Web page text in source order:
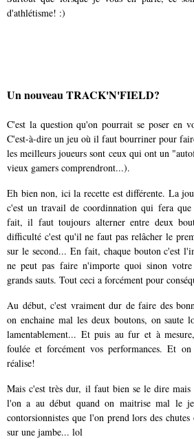
d'athlétisme! :)
Un nouveau TRACK'N'FIELD?
C'est la question qu'on pourrait se poser en
C'est-à-dire un jeu où il faut bourriner pour
les meilleurs joueurs sont ceux qui ont un
vieux gamers comprendront...).
Eh bien non, ici la recette est différente. La
c'est un travail de coordinnation qui fera
fait, il faut toujours alterner entre deux
difficulté c'est qu'il ne faut pas relâcher le
sur le second... En fait, chaque bouton c'est
ne peut pas faire n'importe quoi sinon
grands sauts. Tout ceci a forcément pour
Au début, c'est vraiment dur de faire des
on enchaine mal les deux boutons, on saute
lamentablement... Et puis au fur et à
foulée et forcément vos performances. Et
réalise!
Mais c'est très dur, il faut bien se le dire
l'on a au début quand on maitrise mal le
contorsionnistes que l'on prend lors des
sur une jambe... lol